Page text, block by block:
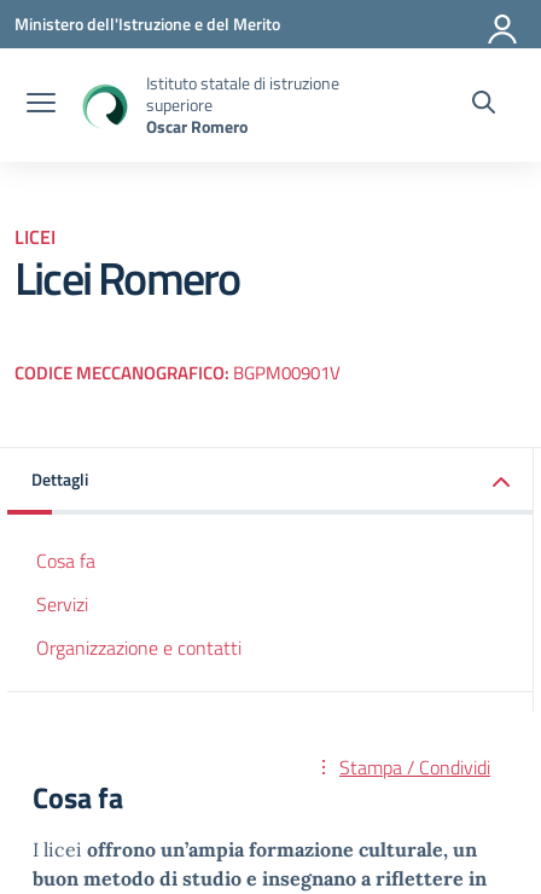
Vai ai contenuti
Vai al menu di navigazione
Vai al footer
Ministero dell'Istruzione e del Merito
Istituto statale di istruzione
superiore
Oscar Romero
LICEI
Licei Romero
CODICE MECCANOGRAFICO: BGPM00901V
Dettagli
Cosa fa
Servizi
Organizzazione e contatti
Stampa / Condividi
Cosa fa
I licei offrono un’ampia formazione culturale, un
buon metodo di studio e insegnano a riflettere in